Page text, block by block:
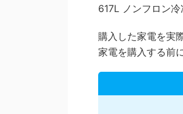
617L ノンフロン冷
購入した家電を実
家電を購入する前